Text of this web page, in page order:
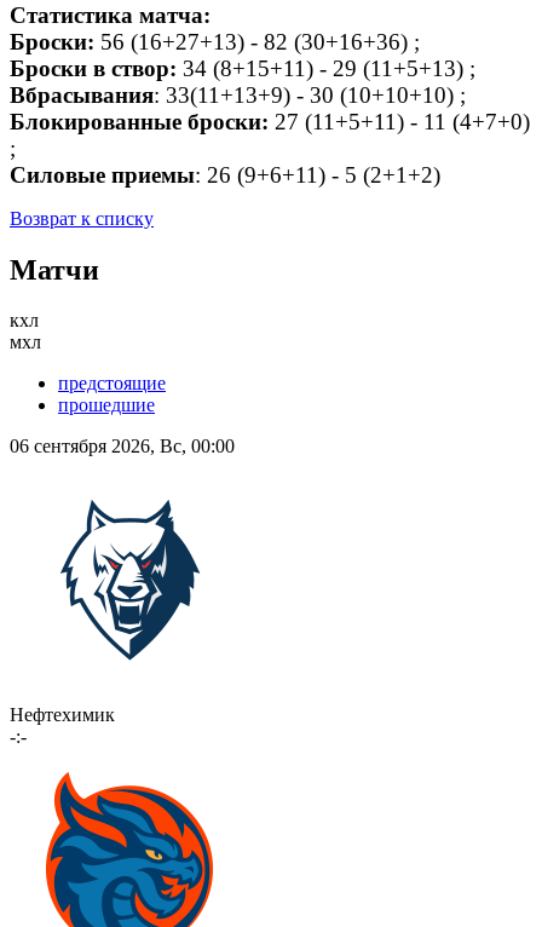
Статистика матча:
Броски: 56 (16+27+13) - 82 (30+16+36) ;
Броски в створ: 34 (8+15+11) - 29 (11+5+13) ;
Вбрасывания: 33(11+13+9) - 30 (10+10+10) ;
Блокированные броски: 27 (11+5+11) - 11 (4+7+0)
;
Силовые приемы: 26 (9+6+11) - 5 (2+1+2)
Возврат к списку
Матчи
кхл
мхл
предстоящие
прошедшие
06 сентября 2026, Вс, 00:00
Нефтехимик
-:-